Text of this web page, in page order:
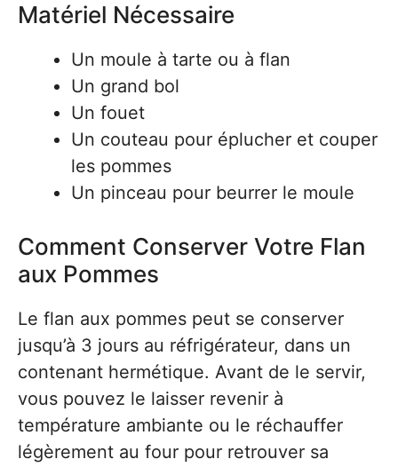
Matériel Nécessaire
Un moule à tarte ou à flan
Un grand bol
Un fouet
Un couteau pour éplucher et couper
les pommes
Un pinceau pour beurrer le moule
Comment Conserver Votre Flan
aux Pommes
Le flan aux pommes peut se conserver
jusqu’à 3 jours au réfrigérateur, dans un
contenant hermétique. Avant de le servir,
vous pouvez le laisser revenir à
température ambiante ou le réchauffer
légèrement au four pour retrouver sa